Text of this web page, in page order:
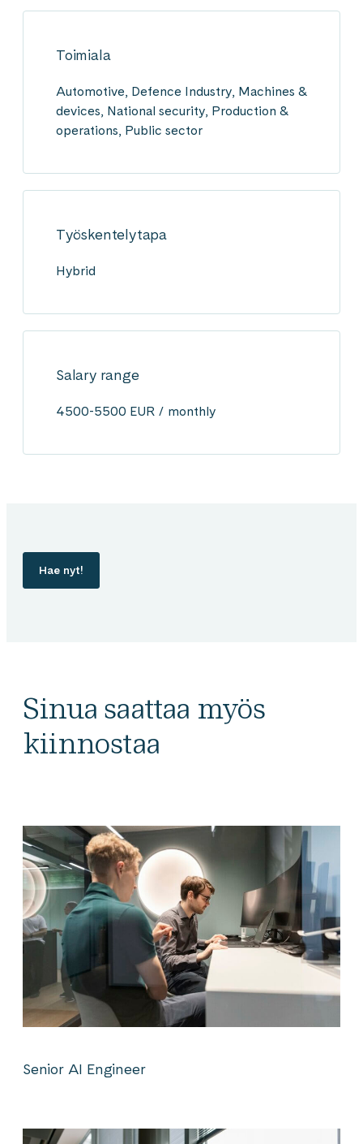
Toimiala
Automotive, Defence Industry, Machines &
devices, National security, Production &
operations, Public sector
Työskentelytapa
Hybrid
Salary range
4500-5500 EUR / monthly
Hae nyt!
Sinua saattaa myös
kiinnostaa
Senior AI Engineer